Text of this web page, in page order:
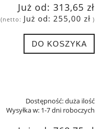
Już od: 313,65 zł
(netto: Już od: 255,00 zł )
DO KOSZYKA
Dostępność:duża ilość
Wysyłka w: 1-7 dni roboczych